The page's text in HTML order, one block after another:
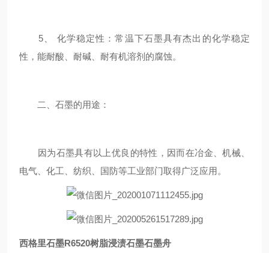
5、 化学稳定性：常温下石墨具有杰出的化学稳定
性，能耐酸、耐碱、耐有机溶剂的腐蚀。
二、石墨的用途：
因为石墨具有以上优良的特性，因而在冶金、机械、
电气、化工、纺织、国防等工业部门取得广泛应用。
西格里石墨R6520树脂浸渍石墨石墨舟